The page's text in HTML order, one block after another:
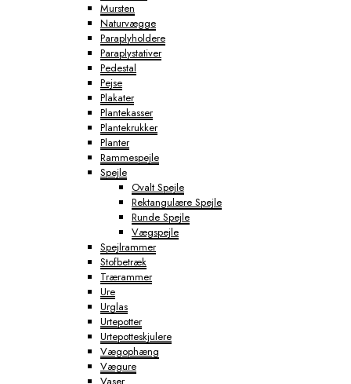
Mursten
Naturvægge
Paraplyholdere
Paraplystativer
Pedestal
Pejse
Plakater
Plantekasser
Plantekrukker
Planter
Rammespejle
Spejle
Ovalt Spejle
Rektangulære Spejle
Runde Spejle
Vægspejle
Spejlrammer
Stofbetræk
Trærammer
Ure
Urglas
Urtepotter
Urtepotteskjulere
Vægophæng
Vægure